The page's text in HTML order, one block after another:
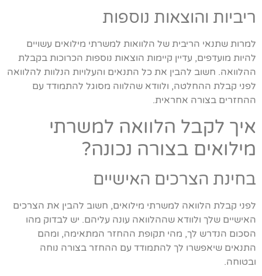
ריביות והוצאות נוספות
למרות שתנאי הריבית של הלוואות למשרתי מילואים עשויים
להיות מועדפים, עדיין קיימות הוצאות נוספות הכרוכות בקבלת
ההלוואה. חשוב להבין את כל התנאים והעלויות הנלוות להלוואה
לפני קבלת ההחלטה, ולוודא שהלווה מסוגל להתמודד עם
ההחזרים בצורה אחראית.
איך לקבל הלוואה למשרתי
מילואים בצורה נכונה?
בחינת הצרכים האישיים
לפני קבלת הלוואה למשרתי מילואים, חשוב להבין את הצרכים
האישיים שלך ולוודא שההלוואה עונה עליהם. יש לבדוק מהו
הסכום הנדרש לך, מהי תקופת ההחזר המתאימה, ומהם
התנאים שיאפשרו לך להתמודד עם ההחזר בצורה נוחה
ובטוחה.